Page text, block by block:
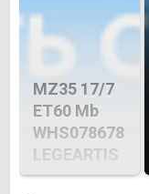
MZ35 17/7
ET60 Mb
WHS078678
LEGEARTIS